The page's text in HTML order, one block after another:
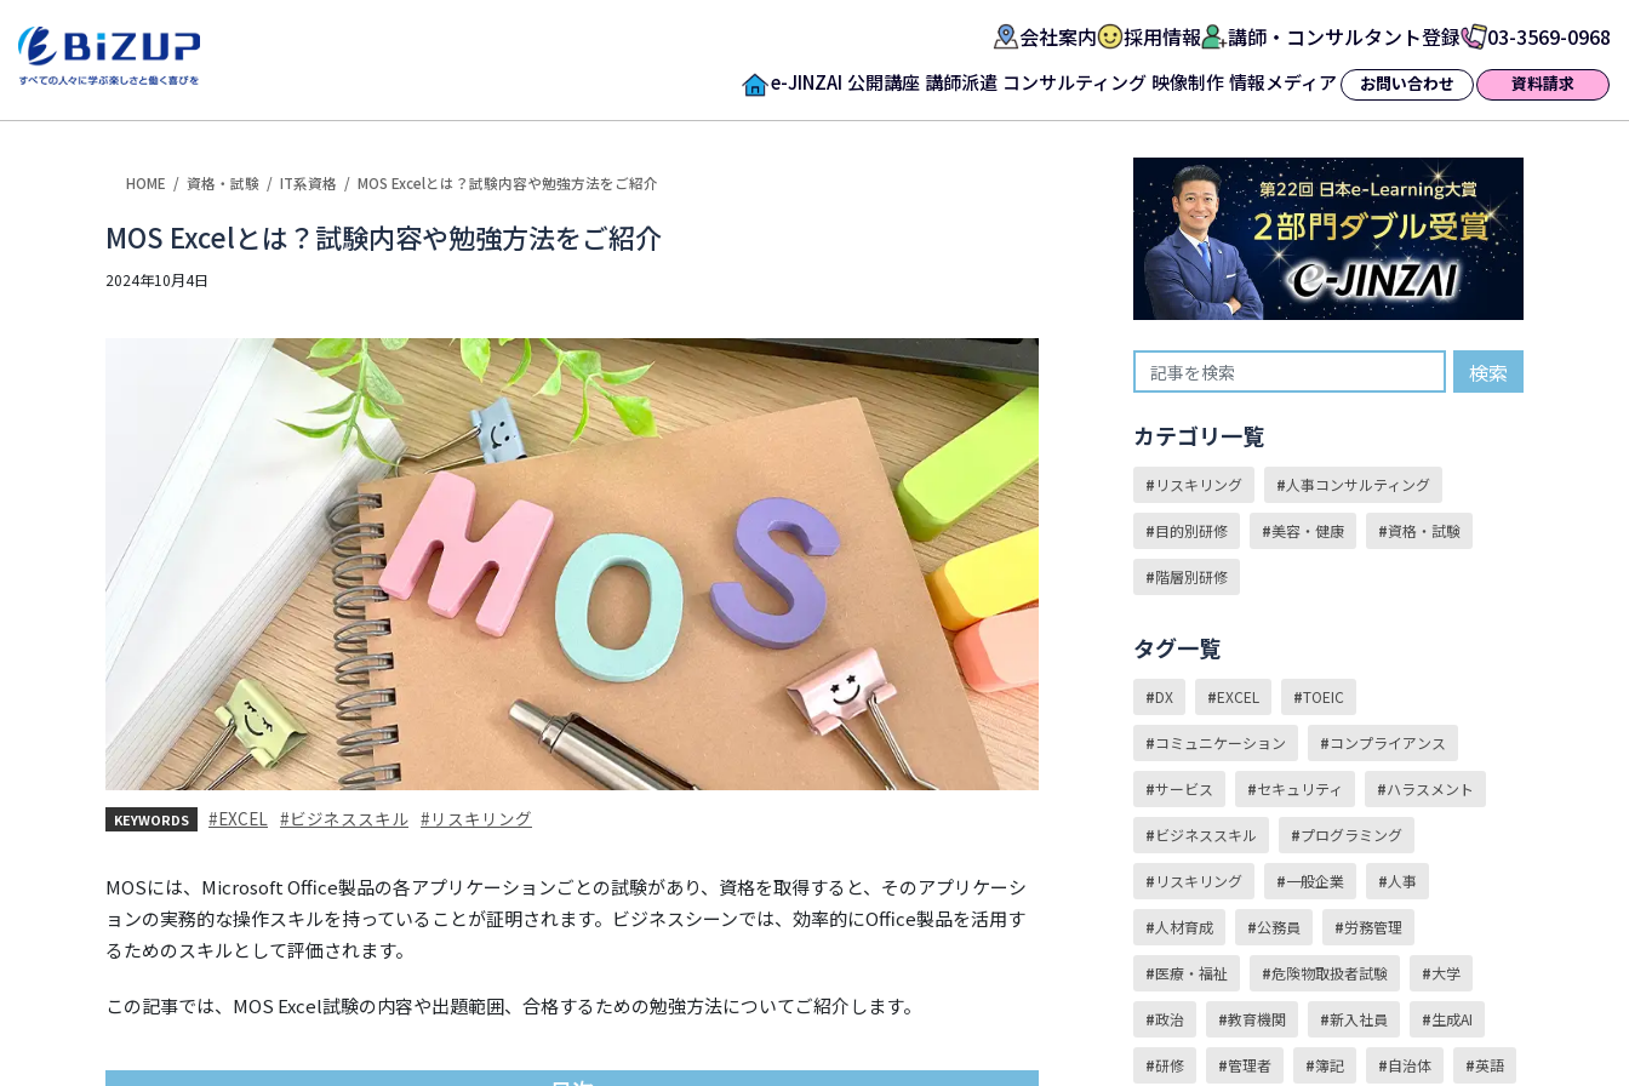
会社案内 採用情報 講師・コンサルタント登録 03-3569-0968
e-JINZAI 公開講座 講師派遣 コンサルティング 映像制作情報メディア お問い合わせ 資料請求
HOME 資格・試験 IT系資格 MOS Excelとは？試験内容や勉強方法をご紹介
MOS Excelとは？試験内容や勉強方法をご紹介
2024年10月4日
KEYWORDS EXCEL ビジネススキル リスキリング
MOSには、Microsoft Office製品の各アプリケーションごとの試験があり、資格を取得すると、そのアプリケーシ
ョンの実務的な操作スキルを持っていることが証明されます。ビジネスシーンでは、効率的にOffice製品を活用す
るためのスキルとして評価されます。
この記事では、MOS Excel試験の内容や出題範囲、合格するための勉強方法についてご紹介します。
検索
カテゴリ一覧
リスキリング 人事コンサルティング
目的別研修 美容・健康 資格・試験
階層別研修
タグ一覧
DX EXCEL TOEIC
コミュニケーション コンプライアンス
サービス セキュリティ ハラスメント
ビジネススキル プログラミング
リスキリング 一般企業 人事
人材育成 公務員 労務管理
医療・福祉 危険物取扱者試験 大学
政治 教育機関 新入社員 生成AI
研修 管理者 簿記 自治体 英語